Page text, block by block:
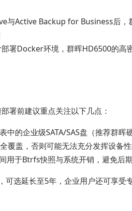
与Active Backup for Business后，
署Docker环境，群晖HD6500的高
署前建议重点关注以下几点：
中的企业级SATA/SAS盘（推荐群
覆盖，否则可能无法充分发挥设备性
用于Btrfs快照与系统开销，避免后
选延长至5年，企业用户还可享受